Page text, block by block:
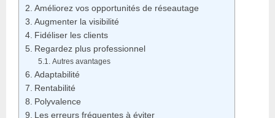
Améliorez vos opportunités de réseautage
Augmenter la visibilité
Fidéliser les clients
Regardez plus professionnel
Autres avantages
Adaptabilité
Rentabilité
Polyvalence
Les erreurs fréquentes à éviter